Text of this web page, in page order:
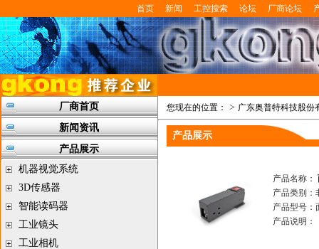
首页 新闻 工控搜索 论坛 厂商论坛
厂商首页
新闻资讯
产品展示
机器视觉系统
3D传感器
智能读码器
工业镜头
工业相机
您现在的位置： > 广东奥普特科技股份
产品展示
产品名称：
产品类别：
产品型号：
产品说明：